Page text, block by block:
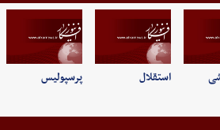
استقلال پرسپولیس